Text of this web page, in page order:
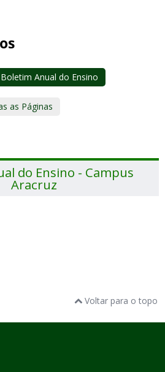
Boletim Anual do Ensino
as Páginas
do Ensino - Campus
Aracruz
Voltar para o topo